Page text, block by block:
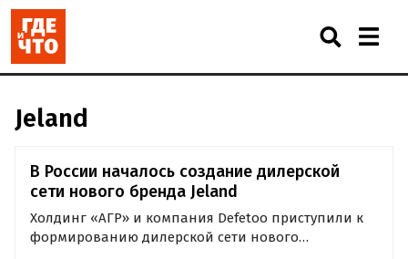
Jeland
В России началось создание дилерской
сети нового бренда Jeland
Холдинг «АГР» и компания Defetoo приступили к
формированию дилерской сети нового